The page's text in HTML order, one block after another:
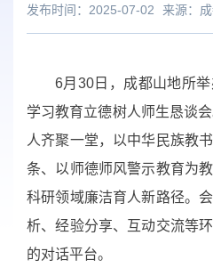
发布时间：2025-07-02 来源：
6月30日，成都山地所举
学习教育立德树人师生恳谈
人齐聚一堂，以中华民族教
条、以师德师风警示教育为
科研领域廉洁育人新路径。
析、经验分享、互动交流等
的对话平台。